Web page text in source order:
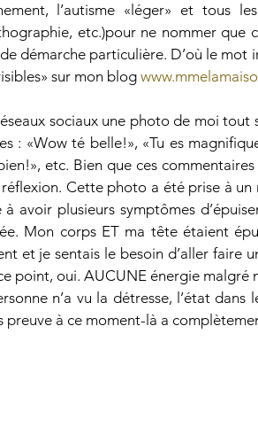
l’autisme «léger» et tous
etc.)pour ne nommer que
démarche particulière. D’où le mot
sur mon blog
sociaux une photo de moi
: «Wow té belle!», «Tu es
etc. Bien que ces commentaires
Cette photo a été prise à un
avoir plusieurs symptômes
Mon corps ET ma tête étaient
et je sentais le besoin d’aller faire
point, oui. AUCUNE énergie malgré
n’a vu la détresse, l’état dans
à ce moment-là a